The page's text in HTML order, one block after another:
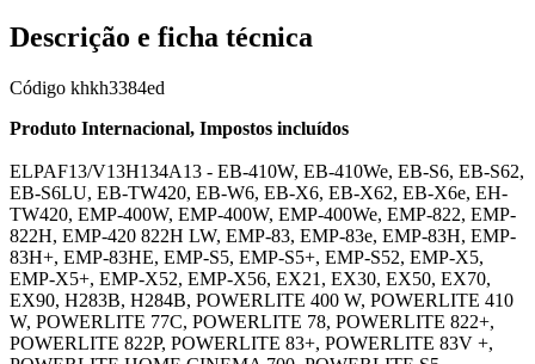
Descrição e ficha técnica
Código khkh3384ed
Produto Internacional, Impostos incluídos
ELPAF13/V13H134A13 - EB-410W, EB-410We, EB-S6, EB-S62,
EB-S6LU, EB-TW420, EB-W6, EB-X6, EB-X62, EB-X6e, EH-
TW420, EMP-400W, EMP-400W, EMP-400We, EMP-822, EMP-
822H, EMP-420 822H LW, EMP-83, EMP-83e, EMP-83H, EMP-
83H+, EMP-83HE, EMP-S5, EMP-S5+, EMP-S52, EMP-X5,
EMP-X5+, EMP-X52, EMP-X56, EX21, EX30, EX50, EX70,
EX90, H283B, H284B, POWERLITE 400 W, POWERLITE 410
W, POWERLITE 77C, POWERLITE 78, POWERLITE 822+,
POWERLITE 822P, POWERLITE 83+, POWERLITE 83V +,